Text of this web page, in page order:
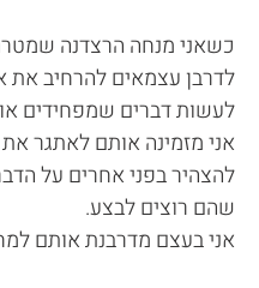
כשאני מנחה הרצדנה
לדרבן עצמאים להרחיב את
לעשות דברים שמפחידים
אני מזמינה אותם לאתגר
להצהיר בפני אחרים על
שהם רוצים לבצע.
אני בעצם מדרבנת אותם